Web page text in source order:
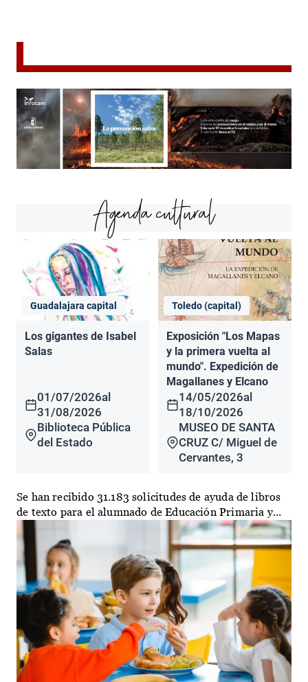
Agenda cultural
Guadalajara capital
Los gigantes de Isabel
Salas
01/07/2026al
31/08/2026
Biblioteca Pública
del Estado
Toledo (capital)
Exposición "Los Mapas
y la primera vuelta al
mundo". Expedición de
Magallanes y Elcano
14/05/2026al
18/10/2026
MUSEO DE SANTA
CRUZ C/ Miguel de
Cervantes, 3
Se han recibido 31.183 solicitudes de ayuda de libros
de texto para el alumnado de Educación Primaria y...